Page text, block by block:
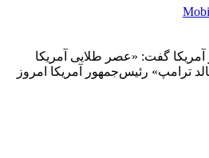
گفت: «عصر طلایی آمریکا
ترامپ» رئیس‌جمهور آمریکا امروز